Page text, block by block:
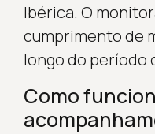
Ibérica. O
cumprimento de
longo do período
Como